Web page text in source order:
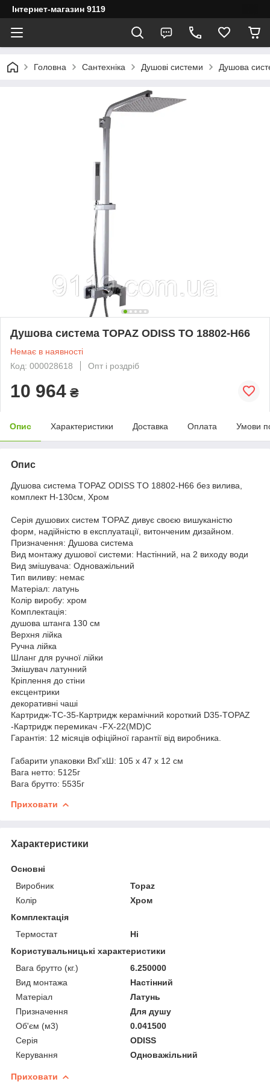
Інтернет-магазин 9119
Головна Сантехніка Душові системи Душова
Душова система TOPAZ ODISS TO 18802-H66
Немає в наявності
Код: 000028618
Опт і роздріб
10 964 ₴
Опис Характеристики Доставка Оплата Умови
Опис
Душова система TOPAZ ODISS TO 18802-H66 без вилива,
комплект Н-130см, Хром
Серія душових систем TOPAZ дивує своєю вишуканістю
форм, надійністю в експлуатації, витонченим дизайном.
Призначення: Душова система
Вид монтажу душової системи: Настінний, на 2 виходу води
Вид змішувача: Одноважільний
Тип виливу: немає
Матеріал: латунь
Колір виробу: хром
Комплектація:
душова штанга 130 см
Верхня лійка
Ручна лійка
Шланг для ручної лійки
Змішувач латунний
Кріплення до стіни
ексцентрики
декоративні чаші
Картридж-TC-35-Картридж керамічний короткий D35-TOPAZ
-Картридж перемикач -FX-22(MD)C
Гарантія: 12 місяців офіційної гарантії від виробника.
Габарити упаковки ВхГхШ: 105 х 47 х 12 см
Вага нетто: 5125г
Вага брутто: 5535г
Приховати
Характеристики
Основні
Виробник
Topaz
Колір
Хром
Комплектація
Термостат
Ні
Користувальницькі характеристики
Вага брутто (кг.)
6.250000
Вид монтажа
Настінний
Матеріал
Латунь
Призначення
Для душу
Об'єм (м3)
0.041500
Серія
ODISS
Керування
Одноважільний
Приховати